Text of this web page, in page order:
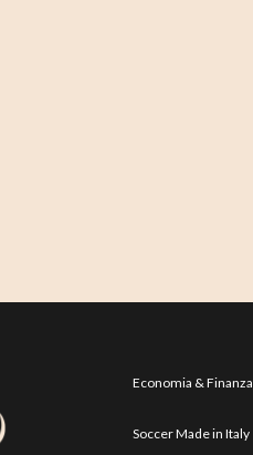
Economia & Finanza
Soccer Made in Italy